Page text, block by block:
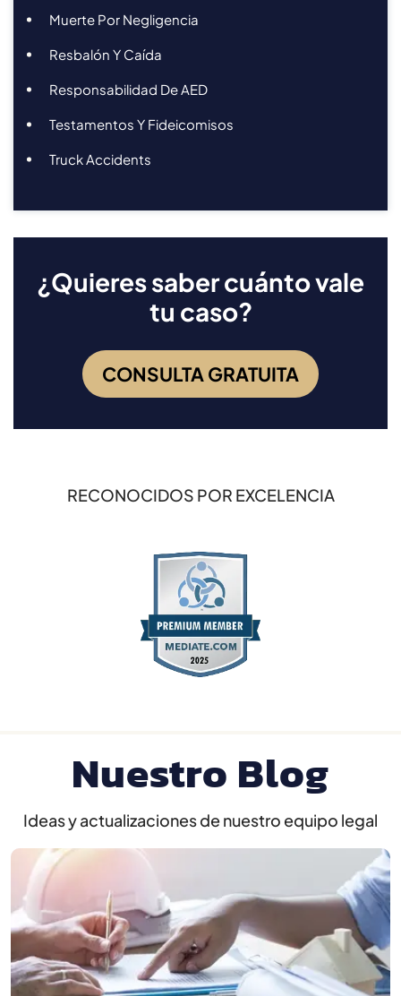
Muerte Por Negligencia
Resbalón Y Caída
Responsabilidad De AED
Testamentos Y Fideicomisos
Truck Accidents
¿Quieres saber cuánto vale
tu caso?
CONSULTA GRATUITA
RECONOCIDOS POR EXCELENCIA
Nuestro Blog
Ideas y actualizaciones de nuestro equipo legal